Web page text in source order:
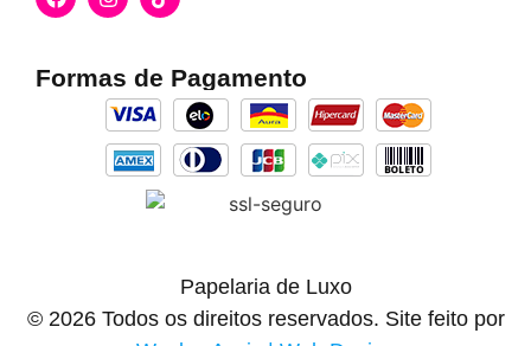
Formas de Pagamento
Papelaria de Luxo
© 2026 Todos os direitos reservados. Site feito por